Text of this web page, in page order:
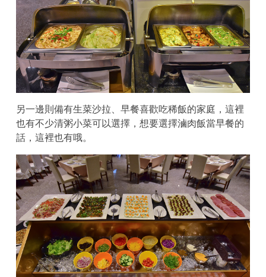
另一邊則備有生菜沙拉、早餐喜歡吃稀飯的家庭，這裡
也有不少清粥小菜可以選擇，想要選擇滷肉飯當早餐的
話，這裡也有哦。